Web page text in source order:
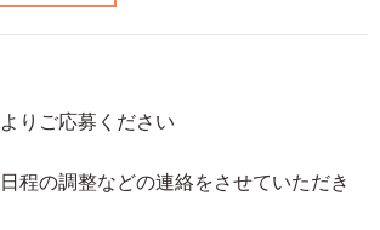
りご応募ください
程の調整などの連絡をさせていただき